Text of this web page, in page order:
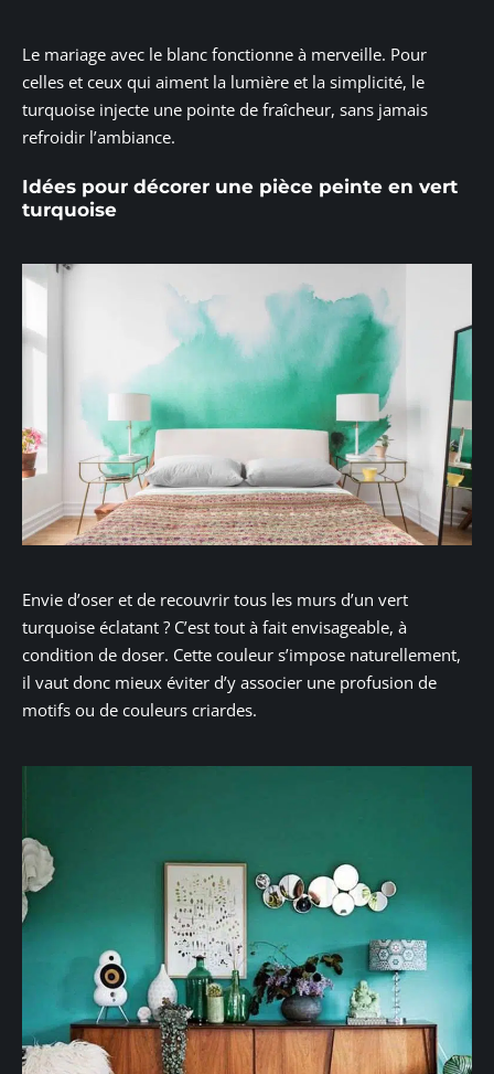
Le mariage avec le blanc fonctionne à merveille. Pour
celles et ceux qui aiment la lumière et la simplicité, le
turquoise injecte une pointe de fraîcheur, sans jamais
refroidir l’ambiance.
Idées pour décorer une pièce peinte en vert
turquoise
Envie d’oser et de recouvrir tous les murs d’un vert
turquoise éclatant ? C’est tout à fait envisageable, à
condition de doser. Cette couleur s’impose naturellement,
il vaut donc mieux éviter d’y associer une profusion de
motifs ou de couleurs criardes.